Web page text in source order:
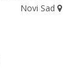
Novi Sad